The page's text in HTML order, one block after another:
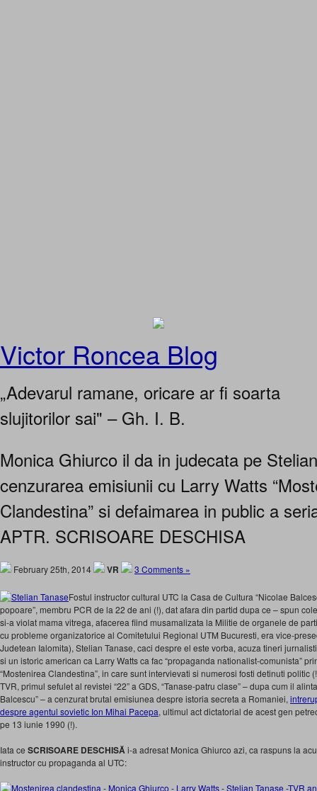
Victor Roncea Blog
„Adevarul ramane, oricare ar fi soarta
slujitorilor sai" – Gh. I. B.
Monica Ghiurco il da in judecata pe
cenzurarea emisiunii cu Larry Watts
Clandestina” si defaimarea in public a
APTR. SCRISOARE DESCHISA
February 25th, 2014 VR 3 Comments »
Fostul instructor cultural UTC la Casa de Cultura “Nicolae
popoare”, membru PCR de la 22 de ani (!), dat afara din partid dupa ce – spun
si-a violat mama vitrega, afacerea fiind musamalizata la Militie de organele de
cu probleme organizatorice al Comitetului Regional UTM Bucuresti, era vice-
Judetean Ialomita), Stelian Tanase, caci despre el este vorba, acuza tineri
si un istoric american ca Larry Watts ca fac “propaganda nationalist-comunista”
“Mostenirea Clandestina”, in care sunt intervievati si numerosi fosti detinuti politic
TVR, primul sefulet al revistei “22” a GDS, “Tanase-patru clase” – dupa cum il
Balcescu” – a cenzurat brutal emisiunea despre istoria secreta a Romaniei,
despre agentul sovietic Ion Mihai Pacepa, ultimul act dictatorial de acest gen
pe 13 iunie 1990 (!).
Iata ce SCRISOARE DESCHISĂi-a adresat Monica Ghiurco azi, ca raspuns la
instructor cu propaganda al UTC: